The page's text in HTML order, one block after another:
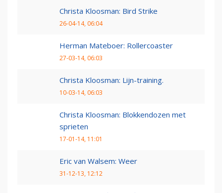
Christa Kloosman: Bird Strike
26-04-14, 06:04
Herman Mateboer: Rollercoaster
27-03-14, 06:03
Christa Kloosman: Lijn-training.
10-03-14, 06:03
Christa Kloosman: Blokkendozen met
sprieten
17-01-14, 11:01
Eric van Walsem: Weer
31-12-13, 12:12